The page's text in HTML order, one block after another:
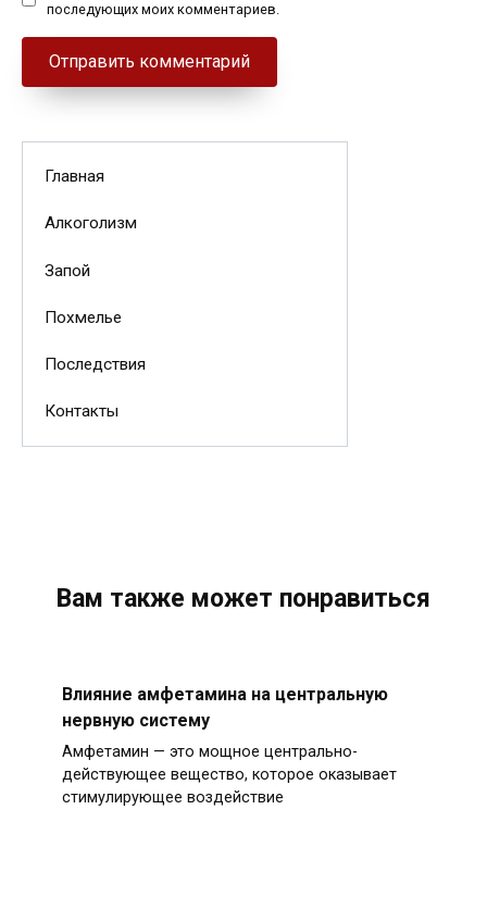
последующих моих комментариев.
Главная
Алкоголизм
Запой
Похмелье
Последствия
Контакты
Вам также может понравиться
Влияние амфетамина на центральную
нервную систему
Амфетамин — это мощное центрально-
действующее вещество, которое оказывает
стимулирующее воздействие